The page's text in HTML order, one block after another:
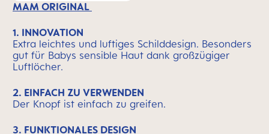
MAM ORIGINAL
1. INNOVATION
Extra leichtes und luftiges Schilddesign. Besonders
gut für Babys sensible Haut dank großzügiger
Luftlöcher.
2. EINFACH ZU VERWENDEN
Der Knopf ist einfach zu greifen.
3. FUNKTIONALES DESIGN